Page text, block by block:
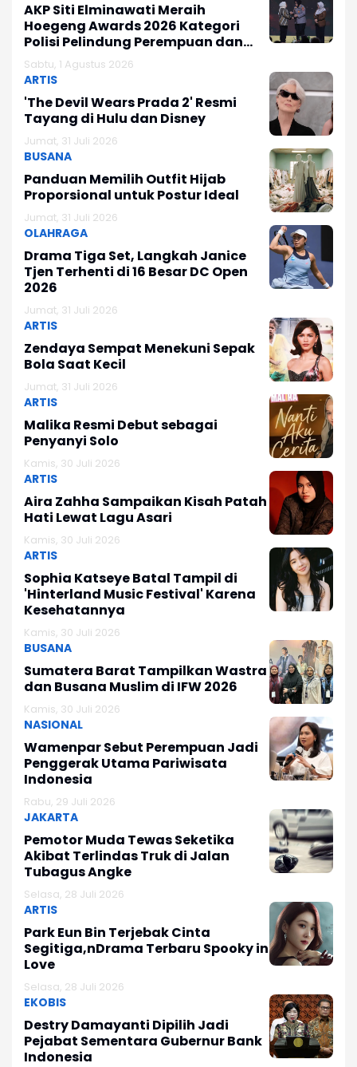
AKP Siti Elminawati Meraih
Hoegeng Awards 2026 Kategori
Polisi Pelindung Perempuan dan
Anak
Sabtu, 1 Agustus 2026
ARTIS
'The Devil Wears Prada 2' Resmi
Tayang di Hulu dan Disney
Jumat, 31 Juli 2026
BUSANA
Panduan Memilih Outfit Hijab
Proporsional untuk Postur Ideal
Jumat, 31 Juli 2026
OLAHRAGA
Drama Tiga Set, Langkah Janice
Tjen Terhenti di 16 Besar DC Open
2026
Jumat, 31 Juli 2026
ARTIS
Zendaya Sempat Menekuni Sepak
Bola Saat Kecil
Jumat, 31 Juli 2026
ARTIS
Malika Resmi Debut sebagai
Penyanyi Solo
Kamis, 30 Juli 2026
ARTIS
Aira Zahha Sampaikan Kisah Patah
Hati Lewat Lagu Asari
Kamis, 30 Juli 2026
ARTIS
Sophia Katseye Batal Tampil di
'Hinterland Music Festival' Karena
Kesehatannya
Kamis, 30 Juli 2026
BUSANA
Sumatera Barat Tampilkan Wastra
dan Busana Muslim di IFW 2026
Kamis, 30 Juli 2026
NASIONAL
Wamenpar Sebut Perempuan Jadi
Penggerak Utama Pariwisata
Indonesia
Rabu, 29 Juli 2026
JAKARTA
Pemotor Muda Tewas Seketika
Akibat Terlindas Truk di Jalan
Tubagus Angke
Selasa, 28 Juli 2026
ARTIS
Park Eun Bin Terjebak Cinta
Segitiga,nDrama Terbaru Spooky in
Love
Selasa, 28 Juli 2026
EKOBIS
Destry Damayanti Dipilih Jadi
Pejabat Sementara Gubernur Bank
Indonesia